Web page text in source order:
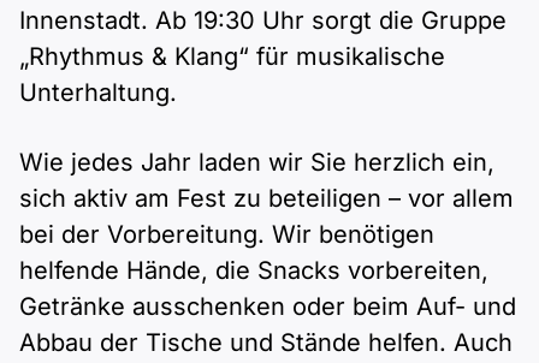
B1 ÖSD
B1 Pflege (telc)
Spiele
Schulen & Kurse
Lebenslauf erstellen
Motivationsbriefe
Innenstadt. Ab 19:30 Uhr sorgt die Gruppe
„Rhythmus & Klang“ für musikalische
Unterhaltung.
Wie jedes Jahr laden wir Sie herzlich ein,
sich aktiv am Fest zu beteiligen – vor allem
bei der Vorbereitung. Wir benötigen
helfende Hände, die Snacks vorbereiten,
Getränke ausschenken oder beim Auf- und
Abbau der Tische und Stände helfen. Auch